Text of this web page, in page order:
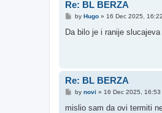
Re: BL BERZA
P
s
by Hugo» 16 Dec 2025, 16:22
Da bilo je i ranije
Re: BL BERZA
P
s
by novi » 16 Dec 2025, 16:53
mislio sam da ovi termiti